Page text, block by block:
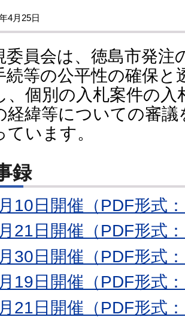
4月25日
員会は、徳島市発注
続等の公平性の確保と
、個別の入札案件の入
経緯等についての審
います。
録
10日開催（PDF形式
21日開催（PDF形式
30日開催（PDF形式
19日開催（PDF形式
21日開催（PDF形式